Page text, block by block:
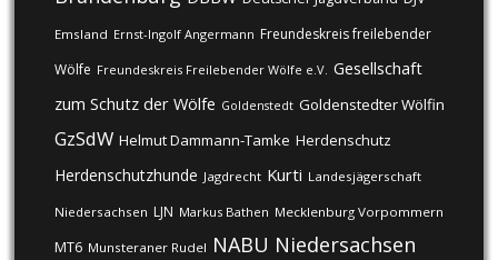
Emsland Ernst-Ingolf Angermann Freundeskreis freilebender
Wölfe Freundeskreis Freilebender Wölfe e.V. Gesellschaft
zum Schutz der Wölfe Goldenstedt Goldenstedter Wölfin
GzSdW Helmut Dammann-Tamke Herdenschutz
Herdenschutzhunde Jagdrecht Kurti Landesjägerschaft
Niedersachsen LJN Markus Bathen Mecklenburg Vorpommern
MT6 Munsteraner Rudel NABU Niedersachsen